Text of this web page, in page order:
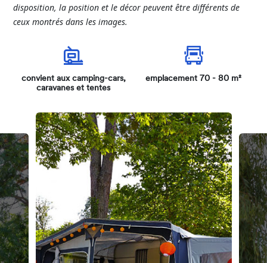
disposition, la position et ledécor peuvent être différents de
ceux montrés dans les images.
convient aux camping-cars,
caravanes et tentes
emplacement 70 - 80 m²